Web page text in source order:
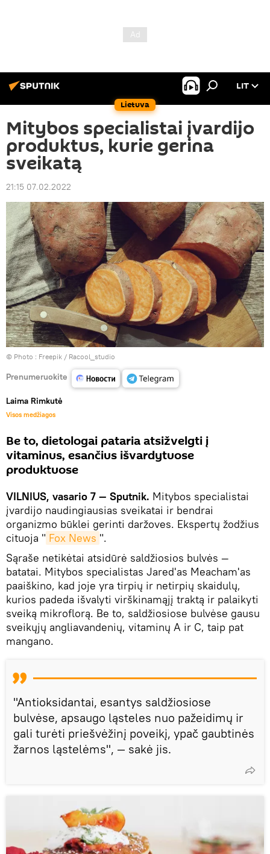
Lietuva
LIT
Mitybos specialistai įvardijo
produktus, kurie gerina
sveikatą
21:15 07.02.2022
© Photo : Freepik / Racool_studio
Prenumeruokite
Laima Rimkutė
Visos medžiagos
Be to, dietologai pataria atsižvelgti į
vitaminus, esančius išvardytuose
produktuose
VILNIUS, vasario 7 — Sputnik. Mitybos specialistai
įvardijo naudingiausias sveikatai ir bendrai
organizmo būklei gerinti daržoves. Ekspertų žodžius
cituoja " Fox News ".
Sąraše netikėtai atsidūrė saldžiosios bulvės —
batatai. Mitybos specialistas Jared'as Meacham'as
paaiškino, kad joje yra tirpių ir netirpių skaidulų,
kurios padeda išvalyti virškinamąjį traktą ir palaikyti
sveiką mikroflorą. Be to, saldžiosiose bulvėse gausu
sveikųjų angliavandenių, vitaminų A ir C, taip pat
mangano.
"Antioksidantai, esantys saldžiosiose
bulvėse, apsaugo ląsteles nuo pažeidimų ir
gali turėti priešvėžinį poveikį, ypač gaubtinės
žarnos ląstelėms", — sakė jis.